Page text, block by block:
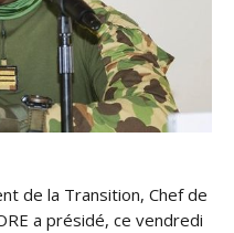
de la Transition, Chef de
a présidé, ce vendredi